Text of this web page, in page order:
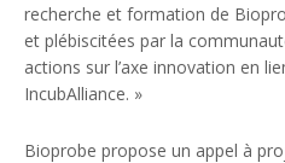
recherche et formation de
et plébiscitées par la
actions sur l’axe innovation en
IncubAlliance. »
Bioprobe propose un appel à